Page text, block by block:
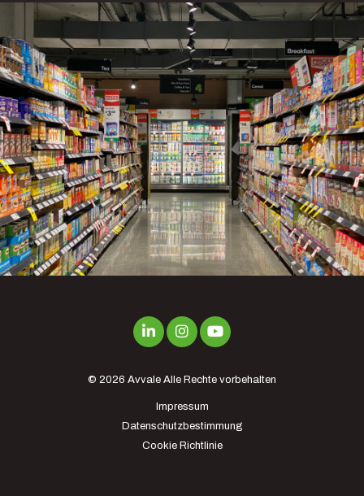
© 2026 Avvale Alle Rechte vorbehalten
Impressum
Datenschutzbestimmung
Cookie Richtlinie